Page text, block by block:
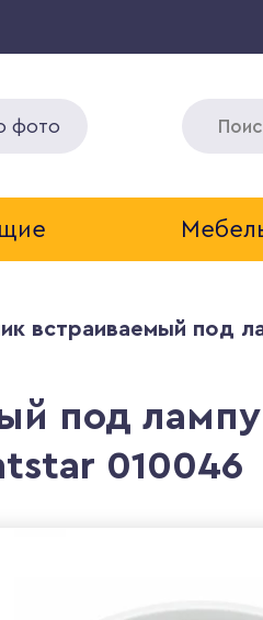
фото
встраиваемый под
под
010046